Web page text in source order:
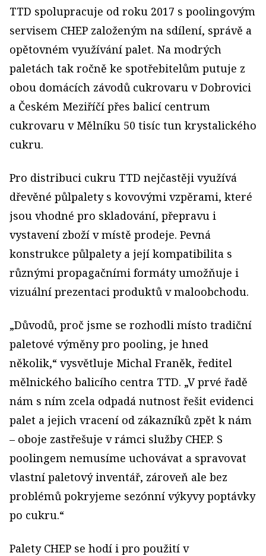
TTD spolupracuje od roku 2017 s poolingovým
servisem CHEP založeným na sdílení, správě a
opětovném využívání palet. Na modrých
paletách tak ročně ke spotřebitelům putuje z
obou domácích závodů cukrovaru v Dobrovici
a Českém Meziříčí přes balicí centrum
cukrovaru v Mělníku 50 tisíc tun krystalického
cukru.
Pro distribuci cukru TTD nejčastěji využívá
dřevěné půlpalety s kovovými vzpěrami, které
jsou vhodné pro skladování, přepravu i
vystavení zboží v místě prodeje. Pevná
konstrukce půlpalety a její kompatibilita s
různými propagačními formáty umožňuje i
vizuální prezentaci produktů v maloobchodu.
„Důvodů, proč jsme se rozhodli místo tradiční
paletové výměny pro pooling, je hned
několik,“ vysvětluje Michal Franěk, ředitel
mělnického balicího centra TTD. „V prvé řadě
nám s ním zcela odpadá nutnost řešit evidenci
palet a jejich vracení od zákazníků zpět k nám
– oboje zastřešuje v rámci služby CHEP. S
poolingem nemusíme uchovávat a spravovat
vlastní paletový inventář, zároveň ale bez
problémů pokryjeme sezónní výkyvy poptávky
po cukru.“
Palety CHEP se hodí i pro použití v